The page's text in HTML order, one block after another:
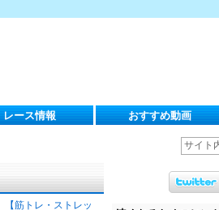
レース情報 おすすめ動画
【筋トレ・ストレッ